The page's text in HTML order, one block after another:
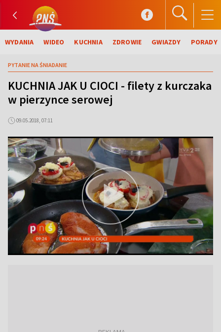
WYDANIA WIDEO KUCHNIA ZDROWIE GWIAZDY PORADY
PYTANIE NA ŚNIADANIE
KUCHNIA JAK U CIOCI - filety z kurczaka
w pierzynce serowej
09.05.2018, 07:11